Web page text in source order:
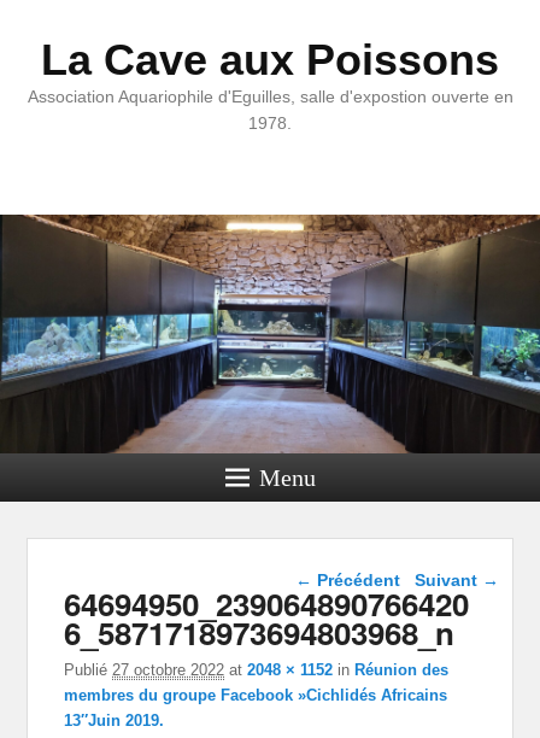
La Cave aux Poissons
Association Aquariophile d'Eguilles, salle d'expostion ouverte en
1978.
Menu
Navigation dans les
images
← Précédent Suivant →
64694950_239064890766420
6_5871718973694803968_n
Publié 27 octobre 2022 at2048 × 1152 inRéunion des
membres du groupe Facebook »Cichlidés Africains
13″Juin 2019.